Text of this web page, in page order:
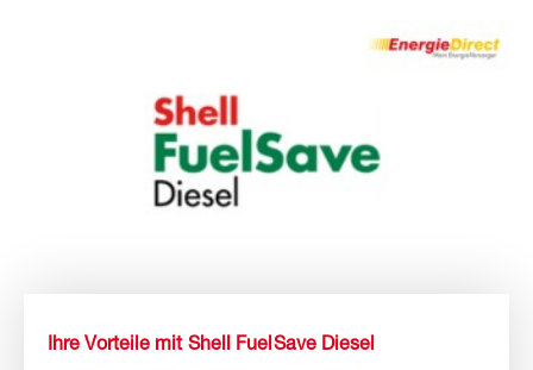
Ihre Vorteile mit Shell FuelSave Diesel